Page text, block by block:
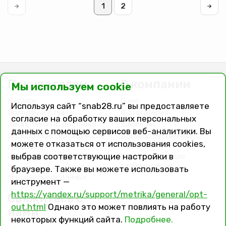
1 2
Покупателям
Каталог
Вопросы и ответы
Заказ, оплата, доставка
Подарочные сертификаты
Политика
конфиденциальности
Соглашение на обработку
О компании
О нас
Фотогалерея
Вакансии
Договор публичной
оферты
Версия сайта для
слабовидящих
Свяжитесь с
нами
Мы используем cookie
Используя сайт “snab28.ru” вы предоставляете
согласие на обработку ваших персональных
данных с помощью сервисов веб-аналитики. Вы
можете отказаться от использования cookies,
выбрав соответствующие настройки в
браузере. Также вы можете использовать
инструмент —
https://yandex.ru/support/metrika/general/opt-
out.html Однако это может повлиять на работу
некоторых функций сайта. Подробнее.